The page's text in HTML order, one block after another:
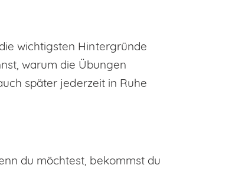
wichtigsten Hintergründe
warum die Übungen
später jederzeit in Ruhe
du möchtest, bekommst du